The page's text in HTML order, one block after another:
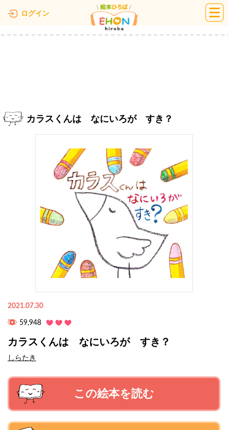
ログイン 絵本ひろば
カラスくんは なにいろが すき？
2021.07.30
59,948
カラスくんは なにいろが すき？
しらたき
この絵本を読む